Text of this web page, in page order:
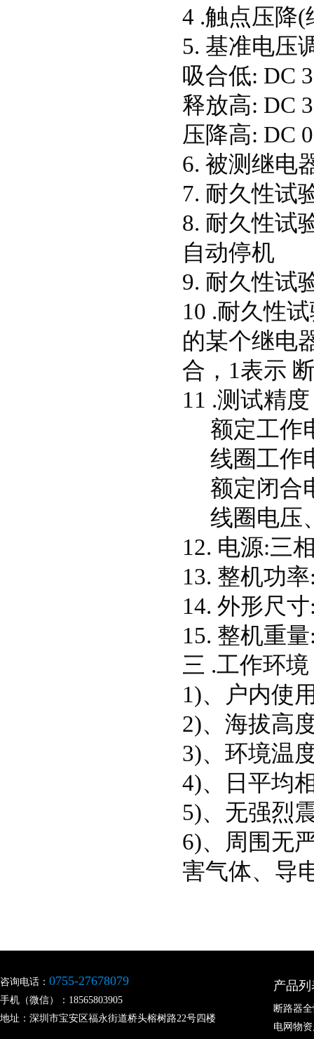
4 .触点压降
5. 基准电压
吸合低: DC
释放高: DC
压降高: DC
6. 被测继电
7. 耐久性试
8. 耐久性试
自动停机
9. 耐久性试
10 .耐久性
的某个继电
合，1表示
11 .测试精度
额定工作
线圈工作
额定闭合
线圈电压
12. 电源:三
13. 整机功
14. 外形尺
15. 整机重
三 .工作环境
1)、户内使
2)、海拔高
3)、环境温
4)、日平均
5)、无强烈
6)、周围无
害气体、导
咨询电话： 0755-27678079
手机（微信）：18565803905
地址：深圳市宝安区福永街道桥头榕树路22号四楼
产品列
断路器
电网物